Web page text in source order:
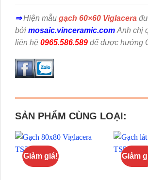
⇒ Hiện mẫu gạch 60×60 Viglacera
bởi mosaic.vinceramic.com Anh chị
liên hệ 0965.586.589 để được hưởng
SẢN PHẨM CÙNG LOẠI:
Giảm giá! Giảm